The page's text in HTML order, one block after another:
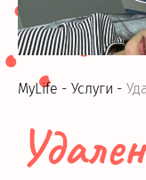
MyLife Услуги